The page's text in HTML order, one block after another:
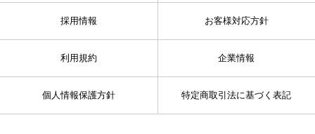
採用情報 お客様対応方針
利用規約 企業情報
個人情報保護方針 特定商取引法に基づく表記